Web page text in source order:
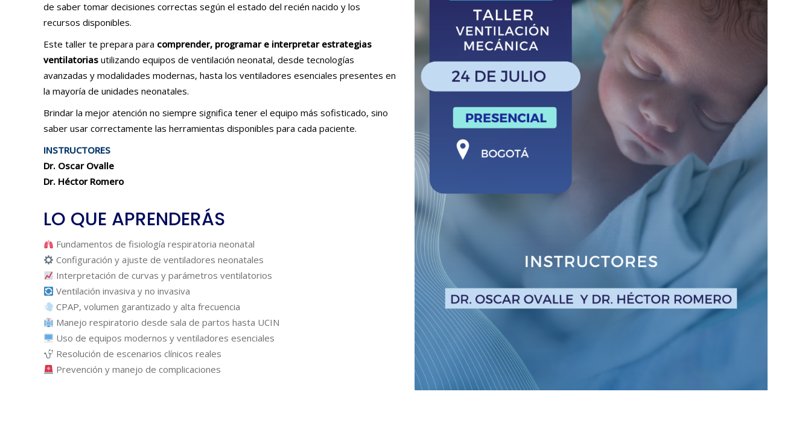
de saber tomar decisiones correctas según el estado del recién nacido y los
recursos disponibles.
Este taller te prepara para comprender, programar e interpretar estrategias
ventilatorias utilizando equipos de ventilación neonatal, desde tecnologías
avanzadas y modalidades modernas, hasta los ventiladores esenciales presentes en
la mayoría de unidades neonatales.
Brindar la mejor atención no siempre significa tener el equipo más sofisticado, sino
saber usar correctamente las herramientas disponibles para cada paciente.
INSTRUCTORES
Dr. Oscar Ovalle
Dr. Héctor Romero
LO QUE APRENDERÁS
Fundamentos de fisiología respiratoria neonatal
Configuración y ajuste de ventiladores neonatales
Interpretación de curvas y parámetros ventilatorios
Ventilación invasiva y no invasiva
CPAP, volumen garantizado y alta frecuencia
Manejo respiratorio desde sala de partos hasta UCIN
Uso de equipos modernos y ventiladores esenciales
Resolución de escenarios clínicos reales
Prevención y manejo de complicaciones